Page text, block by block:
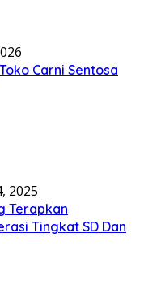
Carni Sentosa
2025
Terapkan
Tingkat SD Dan